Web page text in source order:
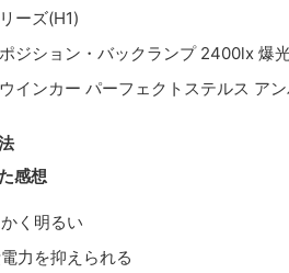
ーズ(H1)
ジション・バックランプ 2400lx 爆
インカー パーフェクトステルス ア
感想
く明るい
力を抑えられる